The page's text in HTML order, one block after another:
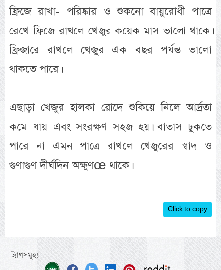
ফ্রিজে রাখা- পরিষ্কার ও শুকনো বায়ুরোধী পাত্রে
রেখে ফ্রিজে রাখলে খেজুর কয়েক মাস ভালো থাকে।
ফ্রিজারে রাখলে খেজুর এক বছর পর্যন্ত ভালো
থাকতে পারে।
এছাড়া খেজুর হালকা রোদে শুকিয়ে নিলে আর্দ্রতা
কমে যায় এবং সংরক্ষণ সহজ হয়। বাতাস ঢুকতে
পারে না এমন পাত্রে রাখলে খেজুরের স্বাদ ও
গুণাগুণ দীর্ঘদিন অক্ষুণœ থাকে।
Click to copy
ট্যাগসমূহঃ